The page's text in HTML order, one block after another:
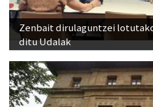
Zenbait dirulaguntzei
ditu Udalak